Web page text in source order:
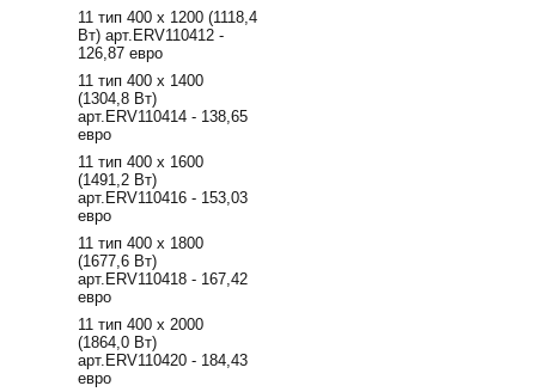
11 тип 400 х 1200 (1118,4
Вт) арт.ERV110412 -
126,87 евро
11 тип 400 х 1400
(1304,8 Вт)
арт.ERV110414 - 138,65
евро
11 тип 400 х 1600
(1491,2 Вт)
арт.ERV110416 - 153,03
евро
11 тип 400 х 1800
(1677,6 Вт)
арт.ERV110418 - 167,42
евро
11 тип 400 х 2000
(1864,0 Вт)
арт.ERV110420 - 184,43
евро